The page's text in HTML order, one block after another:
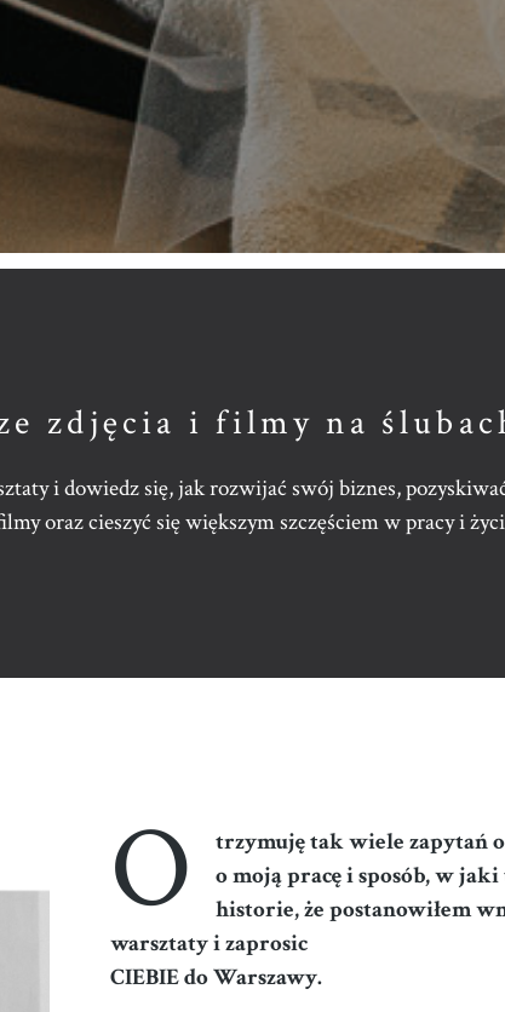
zdjęcia i filmy na
i dowiedz się, jak rozwijać swój biznes,
oraz cieszyć się większym szczęściem w pracy i
O
trzymuję tak wiele zapytań
o moją pracę i sposób, w
historie, że postanowiłem
warsztaty i zaprosic
CIEBIE do Warszawy.